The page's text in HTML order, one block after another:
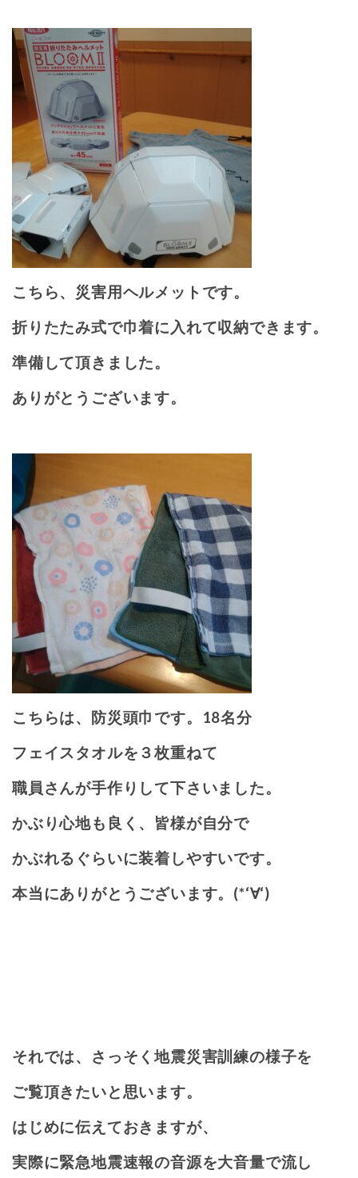
こちら、災害用ヘルメットです。
折りたたみ式で巾着に入れて収納できます。
準備して頂きました。
ありがとうございます。
こちらは、防災頭巾です。18名分
フェイスタオルを３枚重ねて
職員さんが手作りして下さいました。
かぶり心地も良く、皆様が自分で
かぶれるぐらいに装着しやすいです。
本当にありがとうございます。(*‘∀‘)
それでは、さっそく地震災害訓練の様子を
ご覧頂きたいと思います。
はじめに伝えておきますが、
実際に緊急地震速報の音源を大音量で流し